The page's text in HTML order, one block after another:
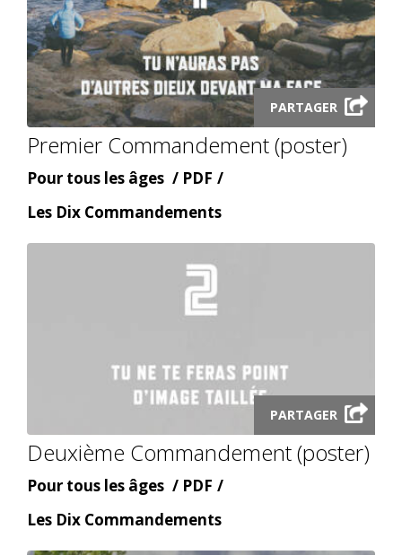
Launch
audio
modal
PARTAGER
Premier Commandement (poster)
Âge
Pour tous les âges
Content
PDF
Content
Les Dix Commandements
Launch
modal
PARTAGER
Deuxième Commandement (poster)
Âge
Pour tous les âges
Content
PDF
Content
Les Dix Commandements